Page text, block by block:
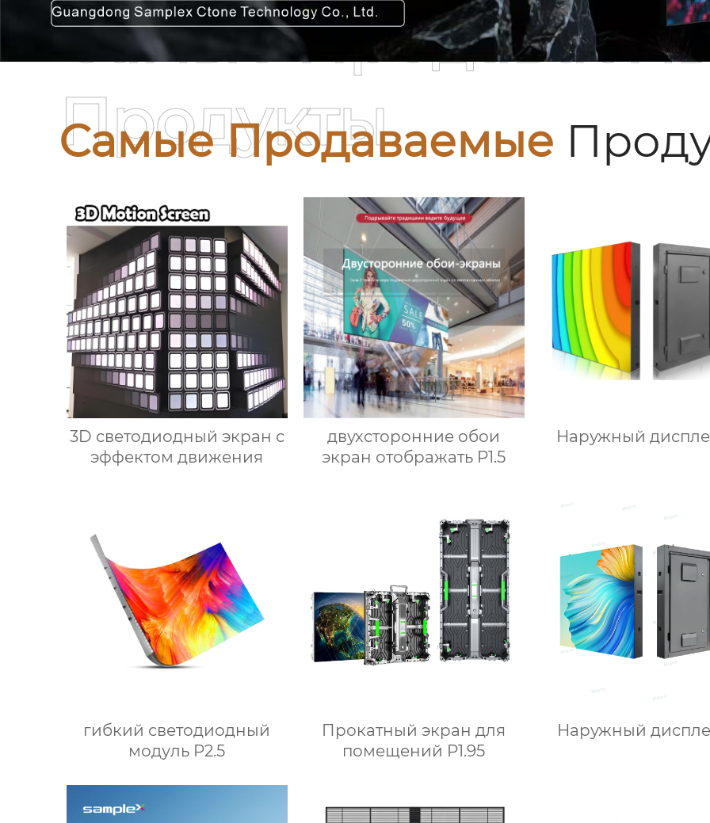
Самые Продаваемые
Самые
Продукты
3D светодиодный экран с
эффектом движения
двухсторонние обои
экран отображать P1.5
Наружный
гибкий светодиодный
модуль P2.5
Прокатный экран для
помещений P1.95
Наружный